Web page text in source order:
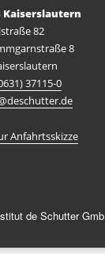
Kaiserslautern
82
8
37115-0
Anfahrtsskizze
de Schutter